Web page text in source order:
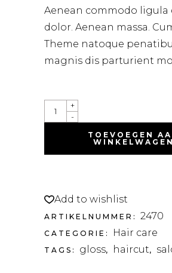
Aenean commodo ligula
dolor. Aenean massa.
Theme natoque
magnis dis parturient
-
+
TOEVOEGEN
WINKELWAGEN
Add to wishlist
ARTIKELNUMMER: 2470
CATEGORIE: Hair care
TAGS: gloss, haircut,